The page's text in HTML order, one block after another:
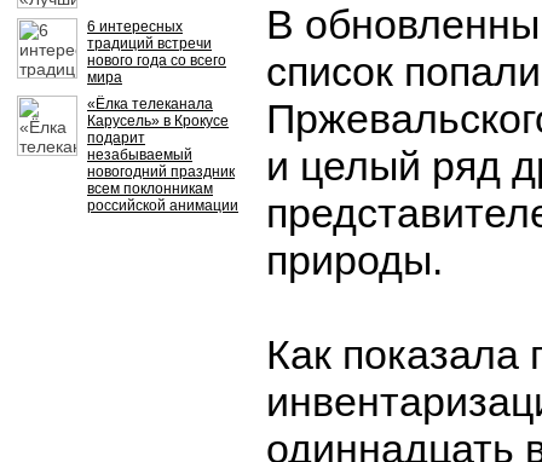
6 интересных
традиций встречи
нового года со всего
мира
«Ёлка телеканала
Карусель» в Крокусе
подарит
незабываемый
новогодний праздник
всем поклонникам
российской анимации
В
список
и целый ряд
природы.
Как показала
одиннадцать